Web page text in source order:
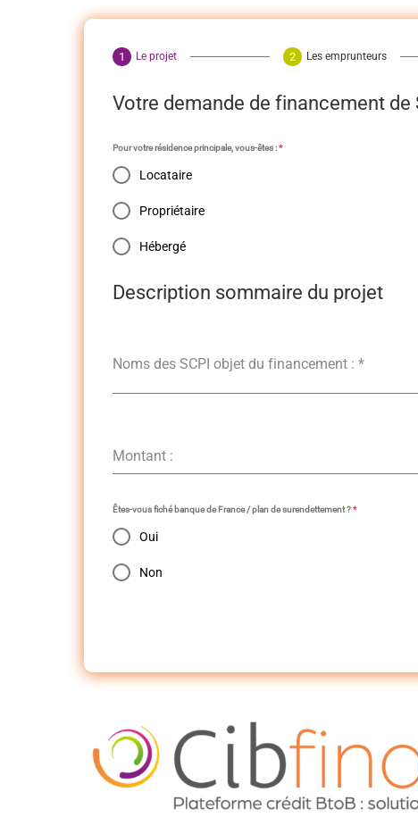
Le projet Les emprunteurs
Votre demande de financement de
Pour votre résidence principale, vous-êtes :*
Locataire
Propriétaire
Hébergé
Description sommaire du projet
Noms des SCPI objet du financement :*
Montant :
Êtes-vous fiché banque de France / plan de surendettement ?*
Oui
Non